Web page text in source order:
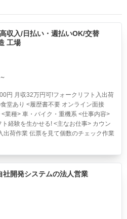
収入/日払い・週払いOK/交替
工場
円 月収32万円可!フォークリフト入出荷
堂あり <履歴書不要 オンライン面接
業種> 車・バイク・重機系 <仕事内容>
経験を生かせる! <主なお仕事> カウン
出荷作業 伝票を見て個数のチェック作業
社開発システムの法人営業